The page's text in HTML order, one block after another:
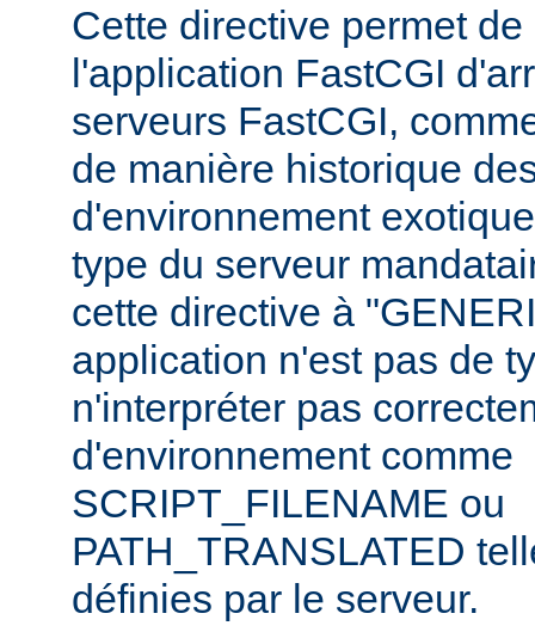
Cette directive permet
l'application FastCGI
serveurs FastCGI,
de manière historique
d'environnement
type du serveur
cette directive à
application n'est pas de
n'interpréter pas
d'environnement comme
SCRIPT_FILENAME ou
PATH_TRANSLATED
définies par le serveur.